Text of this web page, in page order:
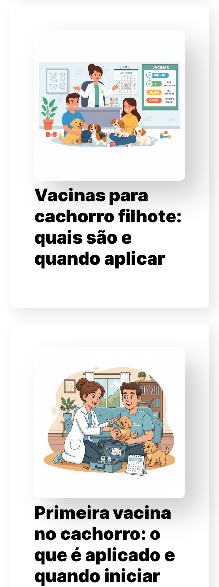
Vacinas para
cachorro filhote:
quais são e
quando aplicar
Primeira vacina
no cachorro: o
que é aplicado e
quando iniciar